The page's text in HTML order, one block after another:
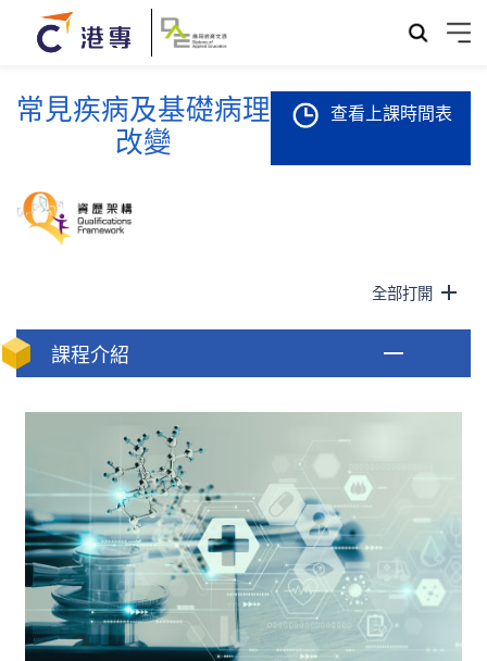
常見疾病及基礎病理
改變
查看上課時間表
全部打開
課程介紹